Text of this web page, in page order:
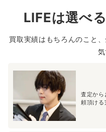
LIFEは選べ
買取実績はもちろんのこと
気
査定から
頼頂ける